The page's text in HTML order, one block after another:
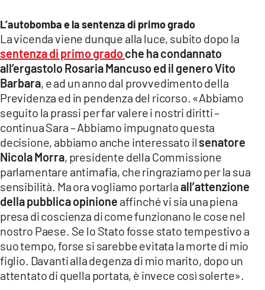
L’autobomba e la sentenza di primo grado
La vicenda viene dunque alla luce, subito dopo la
sentenza di primo gradoche ha condannato
all’ergastolo Rosaria Mancuso ed il genero Vito
Barbara, e ad un anno dal provvedimento della
Previdenza ed in pendenza del ricorso. «Abbiamo
seguito la prassi per far valere i nostri diritti –
continua Sara – Abbiamo impugnato questa
decisione, abbiamo anche interessato il senatore
Nicola Morra, presidente della Commissione
parlamentare antimafia, che ringraziamo per la sua
sensibilità. Ma ora vogliamo portarlaall’attenzione
della pubblica opinione affinché vi sia una piena
presa di coscienza di come funzionano le cose nel
nostro Paese. Se lo Stato fosse stato tempestivo a
suo tempo, forse si sarebbe evitata la morte di mio
figlio. Davanti alla degenza di mio marito, dopo un
attentato di quella portata, è invece così solerte».